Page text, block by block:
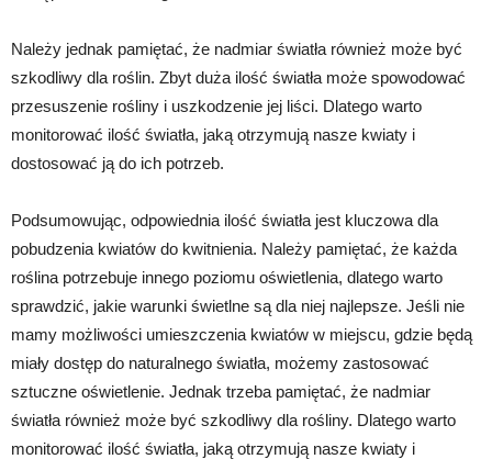
Należy jednak pamiętać, że nadmiar światła również może być
szkodliwy dla roślin. Zbyt duża ilość światła może spowodować
przesuszenie rośliny i uszkodzenie jej liści. Dlatego warto
monitorować ilość światła, jaką otrzymują nasze kwiaty i
dostosować ją do ich potrzeb.
Podsumowując, odpowiednia ilość światła jest kluczowa dla
pobudzenia kwiatów do kwitnienia. Należy pamiętać, że każda
roślina potrzebuje innego poziomu oświetlenia, dlatego warto
sprawdzić, jakie warunki świetlne są dla niej najlepsze. Jeśli nie
mamy możliwości umieszczenia kwiatów w miejscu, gdzie będą
miały dostęp do naturalnego światła, możemy zastosować
sztuczne oświetlenie. Jednak trzeba pamiętać, że nadmiar
światła również może być szkodliwy dla rośliny. Dlatego warto
monitorować ilość światła, jaką otrzymują nasze kwiaty i